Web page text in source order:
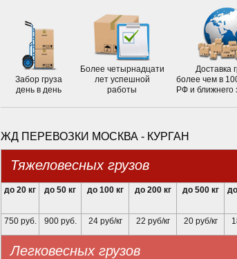
Забор груза
день в день
Более четырнадцати
лет успешной
работы
Доставка
более чем в
РФ и ближнего
ЖД ПЕРЕВОЗКИ МОСКВА - КУРГАН
Тяжеловесных грузов
до 20 кг до 50 кг до 100 кг до 200 кг до 500 кг
750 руб. 900 руб. 24 руб/кг 22 руб/кг 20 руб/кг
Легковесных грузов